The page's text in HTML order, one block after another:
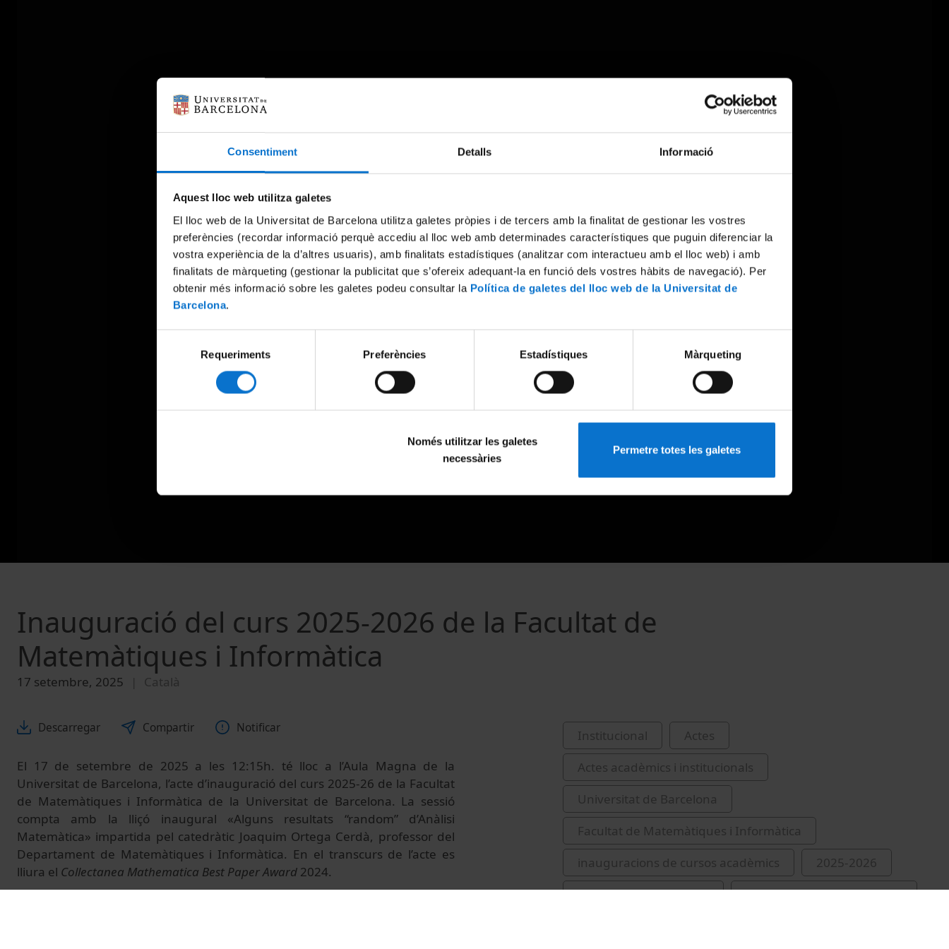
Consentiment Detalls Informació
Aquest lloc web utilitza galetes
El lloc web de la Universitat de Barcelona utilitza galetes pròpies i de tercers amb la finalitat de gestionar les vostres
preferències (recordar informació perquè accediu al lloc web amb determinades característiques que puguin diferenciar la
vostra experiència de la d’altres usuaris), amb finalitats estadístiques (analitzar com interactueu amb el lloc web) i amb
finalitats de màrqueting (gestionar la publicitat que s’ofereix adequant-la en funció dels vostres hàbits de navegació). Per
obtenir més informació sobre les galetes podeu consultar la Política de galetes del lloc web de la Universitat de
Barcelona.
consentiment
Requeriments Preferències Estadístiques Màrqueting
Només utilitzar les galetes
necessàries
Permetre totes les galetes
Something went wrong
Try again
Inauguració del curs 2025-2026 de la Facultat de
Matemàtiques i Informàtica
17 setembre, 2025 Català
Descarregar Compartir Notificar
El 17 de setembre de 2025 a les 12:15h. té lloc a l’Aula Magna de la
Universitat de Barcelona, l’acte d’inauguració del curs 2025-26 de la Facultat
de Matemàtiques i Informàtica de la Universitat de Barcelona. La sessió
compta amb la lliçó inaugural «Alguns resultats “random” d’Anàlisi
Matemàtica» impartida pel catedràtic Joaquim Ortega Cerdà, professor del
Departament de Matemàtiques i Informàtica. En el transcurs de l’acte es
lliura el Collectanea Mathematica Best Paper Award 2024.
Institucional
Actes
Actes acadèmics i institucionals
Universitat de Barcelona
Facultat de Matemàtiques i Informàtica
inauguracions de cursos acadèmics
2025-2026
Ortega Cerdà, Joaquim
Guàrdia-Olmos, Joan, 1958-